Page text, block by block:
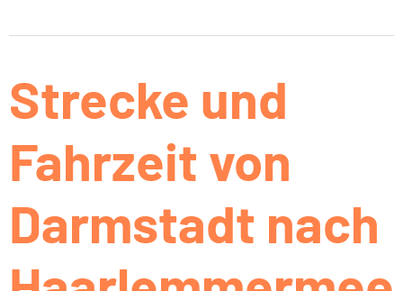
Strecke und
Fahrzeit von
Darmstadt nach